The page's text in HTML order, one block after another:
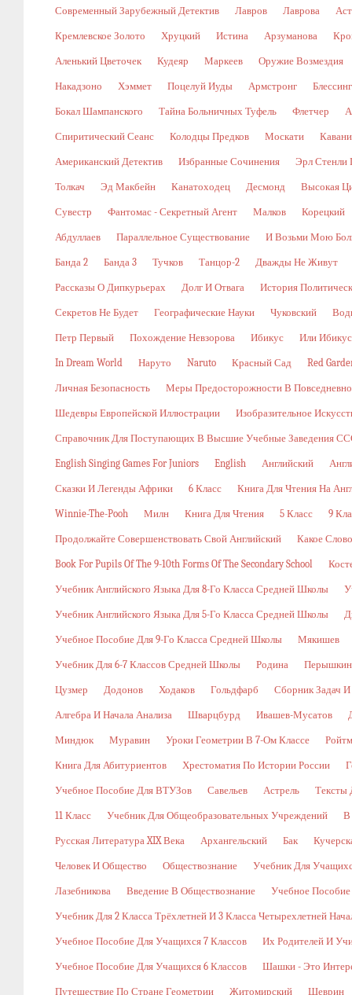
Современный Зарубежный Детектив Лавров Лаврова
Кремлевское Золото Хруцкий Истина Арзуманова
Аленький Цветочек Кудеяр Маркеев Оружие Возмездия
Накадзоно Хэммет Поцелуй Иуды Армстронг
Бокал Шампанского Тайна Больничных Туфель Флетчер
Спиритический Сеанс Колодцы Предков Москати Кавани
Американский Детектив Избранные Сочинения Эрл Стенли
Толкач Эд Макбейн Канатоходец Десмонд Высокая
Сувестр Фантомас - Секретный Агент Малков Корецкий
Абдуллаев Параллельное Существование И Возьми Мою
Банда 2 Банда 3 Тучков Танцор-2 Дважды Не Живут
Рассказы О Дипкурьерах Долг И Отвага История
Секретов Не Будет Географические Науки Чуковский
Петр Первый Похождение Невзорова Ибикус Или Ибикус
In Dream World Наруто Naruto Красный Сад Red
Личная Безопасность Меры Предосторожности В
Шедевры Европейской Иллюстрации Изобразительное
Справочник Для Поступающих В Высшие Учебные Заведения
English Singing Games For Juniors English Английский
Сказки И Легенды Африки 6 Класс Книга Для Чтения На
Winnie-The-Pooh Милн Книга Для Чтения 5 Класс 9
Продолжайте Совершенствовать Свой Английский Какое
Book For Pupils Of The 9-10th Forms Of The Secondary School
Учебник Английского Языка Для 8-Го Класса Средней Школы
Учебник Английского Языка Для 5-Го Класса Средней Школы
Учебное Пособие Для 9-Го Класса Средней Школы Мякишев
Учебник Для 6-7 Классов Средней Школы Родина Перышкин
Цузмер Додонов Ходаков Гольдфарб Сборник Задач
Алгебра И Начала Анализа Шварцбурд Ивашев-Мусатов
Миндюк Муравин Уроки Геометрии В 7-Ом Классе
Книга Для Абитуриентов Хрестоматия По Истории России
Учебное Пособие Для ВТУЗов Савельев Астрель Тексты
11 Класс Учебник Для Общеобразовательных Учреждений В
Русская Литература XIX Века Архангельский Бак
Человек И Общество Обществознание Учебник Для
Лазебникова Введение В Обществознание Учебное
Учебник Для 2 Класса Трёхлетней И 3 Класса Четырехлетней
Учебное Пособие Для Учащихся 7 Классов Их Родителей И
Учебное Пособие Для Учащихся 6 Классов Шашки - Это
Путешествие По Стране Геометрии Житомирский Шеврин